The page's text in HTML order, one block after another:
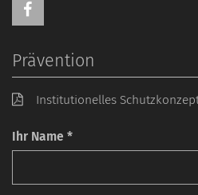
Ihr Name *
Prävention
Institutionelles